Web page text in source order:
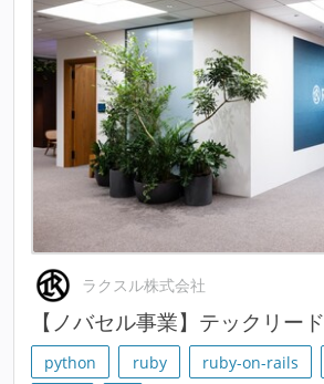
ラクスル株式会社
【ノバセル事業】テックリード
python ruby ruby-on-rails